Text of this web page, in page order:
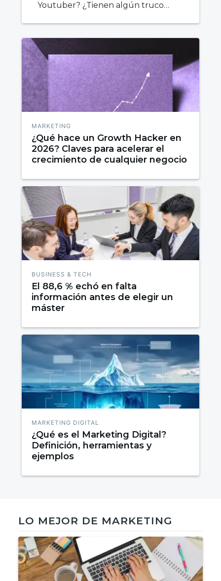
Youtuber? ¿Tienen algún truco…
MARKETING
¿Qué hace un Growth Hacker en
2026? Claves para acelerar el
crecimiento de cualquier negocio
BUSINESS & TECH
El 88,6 % echó en falta
información antes de elegir un
máster
MARKETING DIGITAL
¿Qué es el Marketing Digital?
Definición, herramientas y
ejemplos
LO MEJOR DE MARKETING